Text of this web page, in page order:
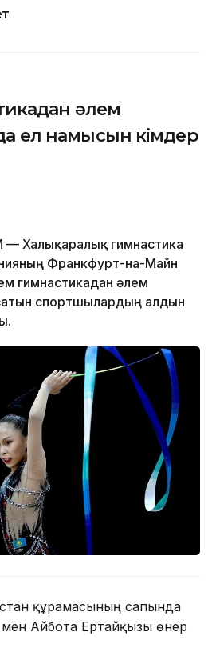
әлем
ел намысын кімдер
— Халықаралық гимнастика
Франкфурт-на-Майн
гимнастикадан әлем
спортшылардың алдын
құрамасының сапында
Айбота Ертайқызы өнер